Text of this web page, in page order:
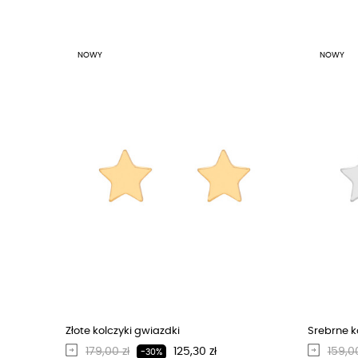
NOWY
Złote kolczyki gwiazdki
Regularna cena
179,00 zł -30% Cena
125,30 zł
NOWY
Srebrne